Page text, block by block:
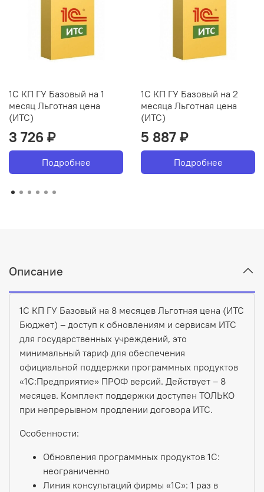
1С КП ГУ Базовый на 1
месяц Льготная цена
(ИТС)
3 726 ₽
Подробнее
1С КП ГУ Базовый на 2
месяца Льготная цена
(ИТС)
5 887 ₽
Подробнее
Описание
1С КП ГУ Базовый на 8 месяцев Льготная цена (ИТС
Бюджет) – доступ к обновлениям и сервисам ИТС
для государственных учреждений, это
минимальный тариф для обеспечения
официальной поддержки программных продуктов
«1С:Предприятие» ПРОФ версий. Действует – 8
месяцев. Комплект поддержки доступен ТОЛЬКО
при непрерывном продлении договора ИТС.
Особенности:
Обновления программных продуктов 1С:
неограниченно
Линия консультаций фирмы «1С»: 1 раз в